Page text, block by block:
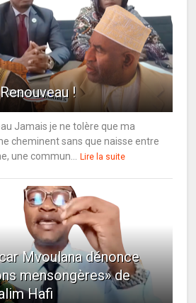
!
Jamais je ne tolère que ma
cheminent sans que naisse entre
une commun...
Lire la suite
Mvoulana dénonce
mensongères» de
Hafi